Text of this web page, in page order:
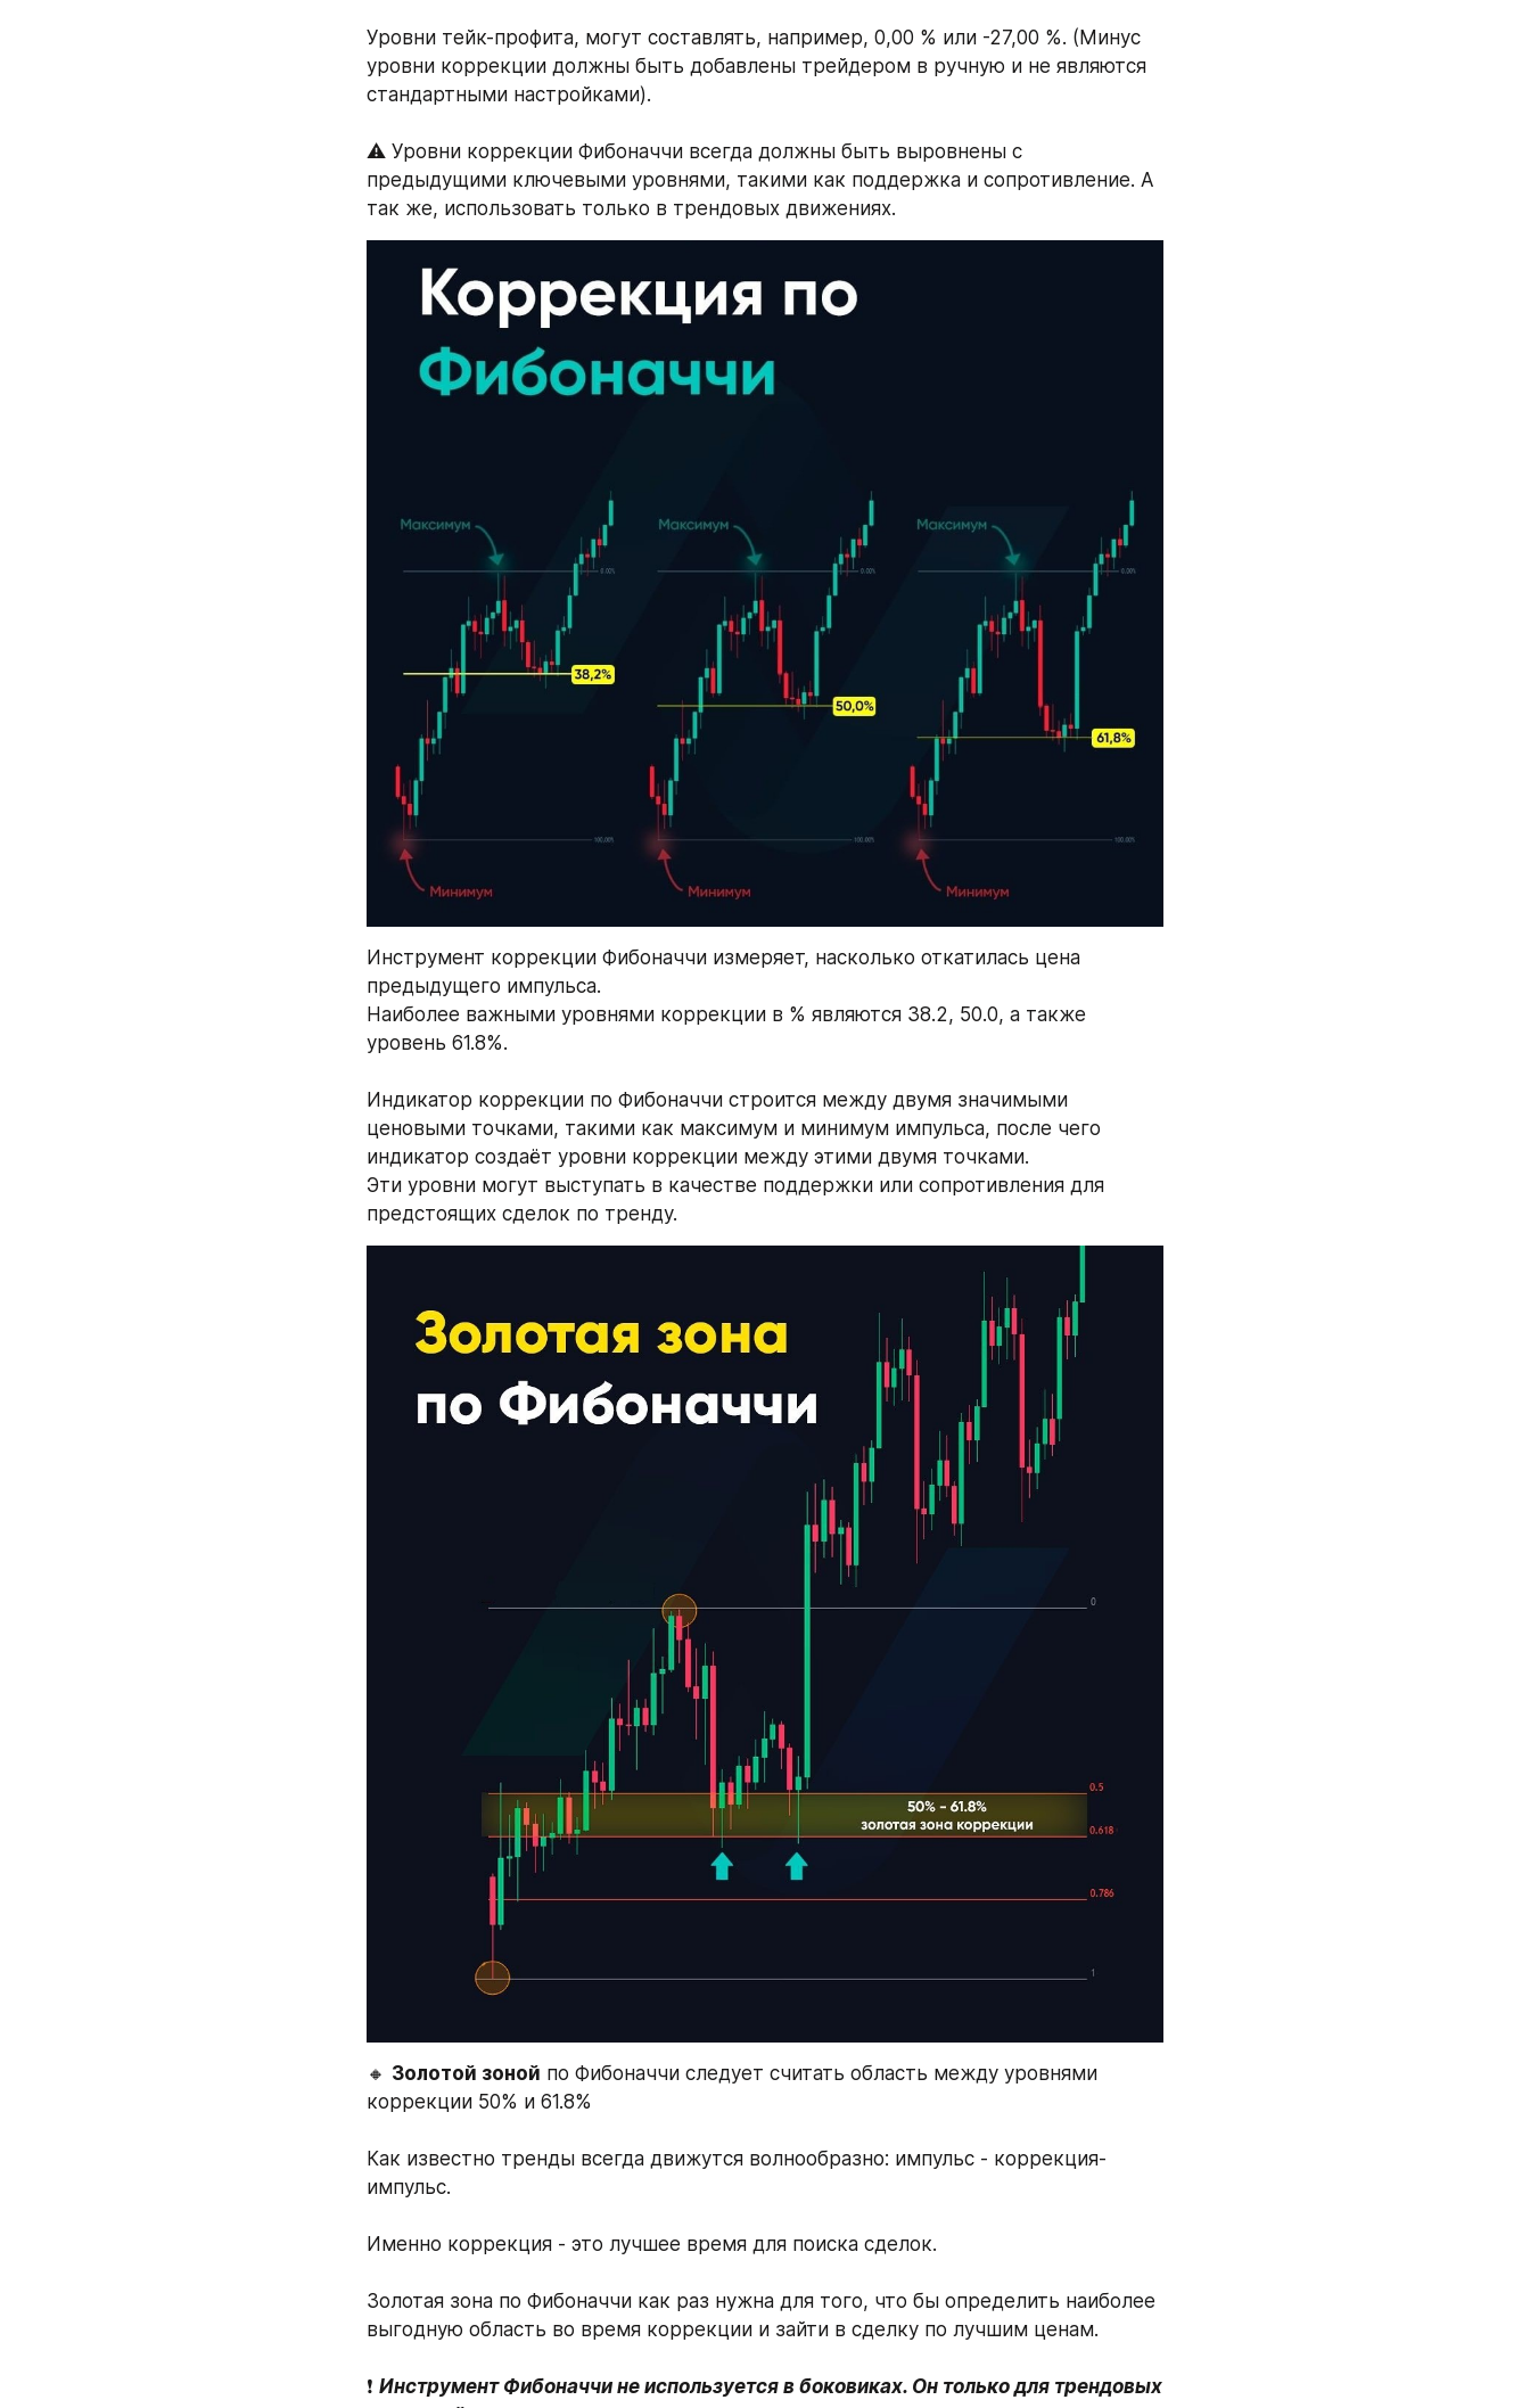
Уровни тейк-профита, могут составлять, например, 0,00 % или -27,00 %. (Минус
уровни коррекции должны быть добавлены трейдером в ручную и не являются
стандартными настройками).
⚠️ Уровни коррекции Фибоначчи всегда должны быть выровнены с
предыдущими ключевыми уровнями, такими как поддержка и сопротивление. А
так же, использовать только в трендовых движениях.
Инструмент коррекции Фибоначчи измеряет, насколько откатилась цена
предыдущего импульса.
Наиболее важными уровнями коррекции в % являются 38.2, 50.0, а также
уровень 61.8%.
Индикатор коррекции по Фибоначчи строится между двумя значимыми
ценовыми точками, такими как максимум и минимум импульса, после чего
индикатор создаёт уровни коррекции между этими двумя точками.
Эти уровни могут выступать в качестве поддержки или сопротивления для
предстоящих сделок по тренду.
🔸 Золотой зоной по Фибоначчи следует считать область между уровнями
коррекции 50% и 61.8%
Как известно тренды всегда движутся волнообразно: импульс - коррекция-
импульс.
Именно коррекция - это лучшее время для поиска сделок.
Золотая зона по Фибоначчи как раз нужна для того, что бы определить наиболее
выгодную область во время коррекции и зайти в сделку по лучшим ценам.
❗️ Инструмент Фибоначчи не используется в боковиках. Он только для трендовых